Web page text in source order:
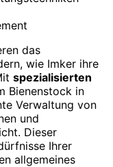
das
wie Imker ihre
spezialisierten
Bienenstock in
Verwaltung von
und
Dieser
Ihrer
allgemeines